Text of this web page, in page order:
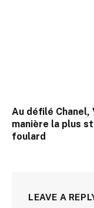
Au défilé Chanel,
manière la plus
foulard
LEAVE A